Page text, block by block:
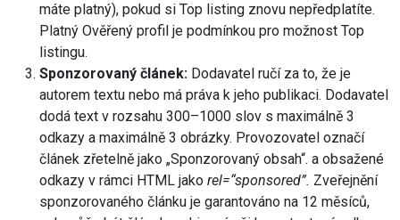
máte platný), pokud si Top listing znovu nepředplatíte.
Platný Ověřený profil je podmínkou pro možnost Top
listingu.
Sponzorovaný článek: Dodavatel ručí za to, že je
autorem textu nebo má práva k jeho publikaci. Dodavatel
dodá text v rozsahu 300–1000 slov s maximálně 3
odkazy a maximálně 3 obrázky. Provozovatel označí
článek zřetelně jako „Sponzorovaný obsah“. a obsažené
odkazy v rámci HTML jako rel=“sponsored”. Zveřejnění
sponzorovaného článku je garantováno na 12 měsíců,